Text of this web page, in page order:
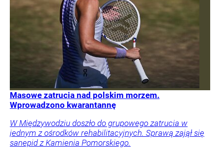
Masowe zatrucia nad polskim morzem.
Wprowadzono kwarantannę
W Międzywodziu doszło do grupowego zatrucia w
jednym z ośrodków rehabilitacyjnych. Sprawą zajął się
sanepid z Kamienia Pomorskiego.